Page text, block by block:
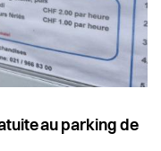
au parking de